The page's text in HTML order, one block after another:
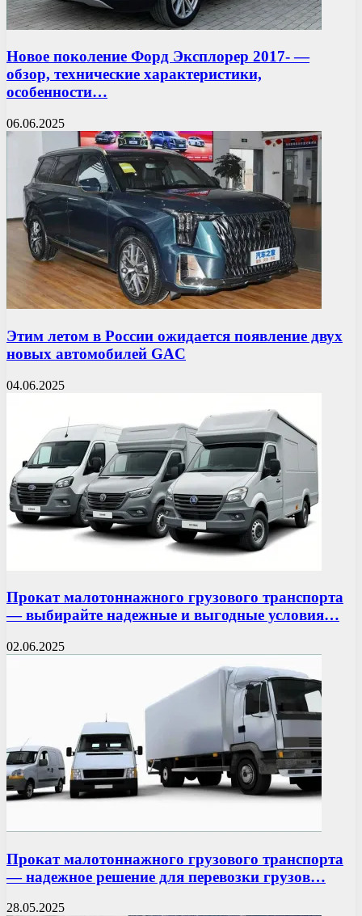
Новое поколение Форд Эксплорер 2017- —
обзор, технические характеристики,
особенности…
06.06.2025
Этим летом в России ожидается появление двух
новых автомобилей GAC
04.06.2025
Прокат малотоннажного грузового транспорта
— выбирайте надежные и выгодные условия…
02.06.2025
Прокат малотоннажного грузового транспорта
— надежное решение для перевозки грузов…
28.05.2025